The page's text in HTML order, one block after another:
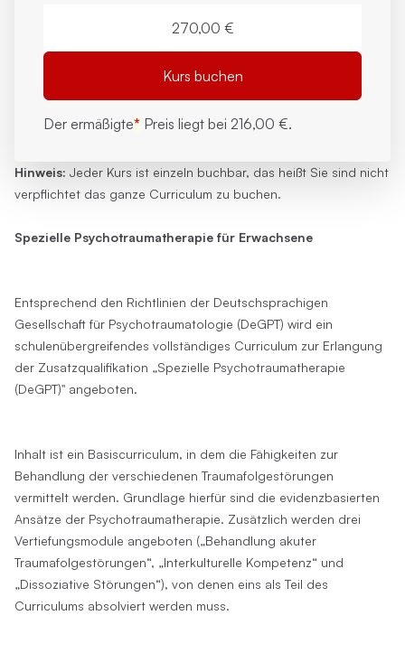
Hinweis: Jeder Kurs ist einzeln buchbar, das heißt Sie sind nicht
verpflichtet das ganze Curriculum zu buchen.
Spezielle Psychotraumatherapie für Erwachsene
Entsprechend den Richtlinien der Deutschsprachigen
Gesellschaft für Psychotraumatologie (DeGPT) wird ein
schulenübergreifendes vollständiges Curriculum zur Erlangung
der Zusatzqualifikation „Spezielle Psychotraumatherapie
(DeGPT)" angeboten.
Inhalt ist ein Basiscurriculum, in dem die Fähigkeiten zur
Behandlung der verschiedenen Traumafolgestörungen
vermittelt werden. Grundlage hierfür sind die evidenzbasierten
Ansätze der Psychotraumatherapie. Zusätzlich werden drei
Vertiefungsmodule angeboten („Behandlung akuter
Traumafolgestörungen“, „Interkulturelle Kompetenz“ und
„Dissoziative Störungen“), von denen eins als Teil des
Curriculums absolviert werden muss.
270,00 €
Kurs buchen
Der ermäßigte* Preis liegt bei 216,00 €.